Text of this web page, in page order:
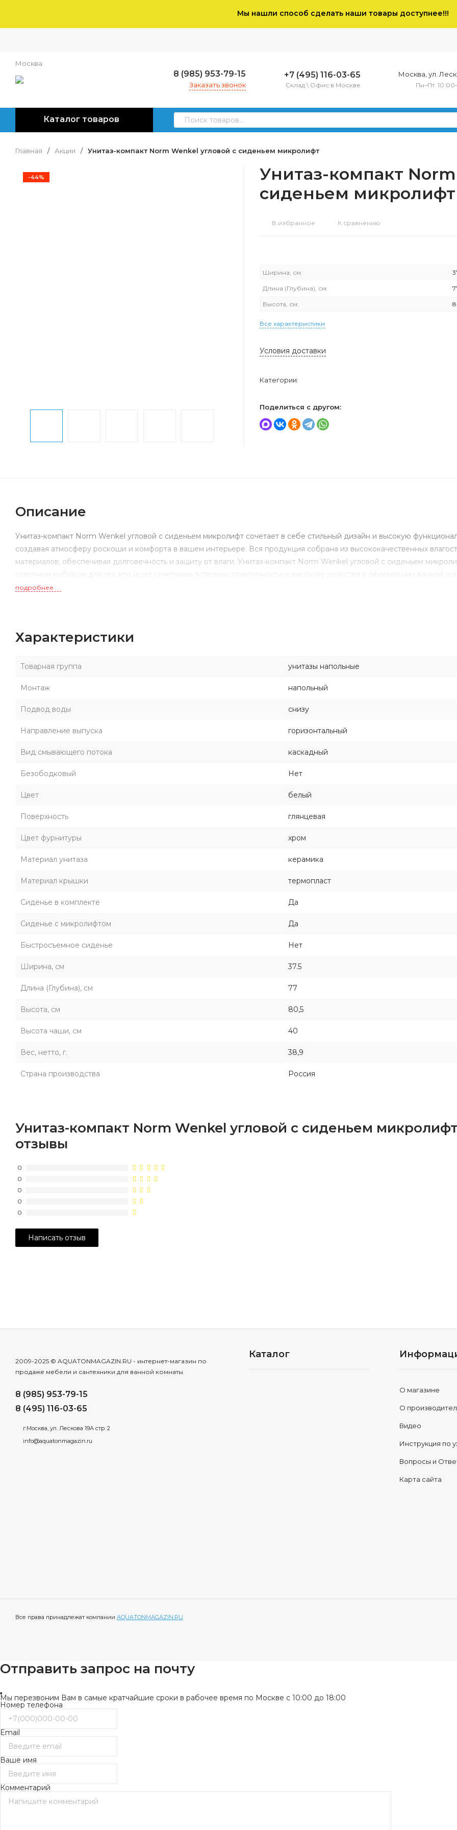
Мы нашли способ сделать наши товары доступнее!!!
Москва
8 (985) 953-79-15
Заказать звонок
+7 (495) 116-03-65
Склад \ Офис в Москве
Москва, ул.
Пн–Пт.
Каталог товаров
Главная / Акции / Унитаз-компакт Norm Wenkel угловой с сиденьем микролифт
-44%
Унитаз-компакт
сиденьем микролифт
В избранное К сравнению
Ширина, см:
Длина (Глубина), см:
Высота, см:
Все характеристики
Условия доставки
Категории:
Поделиться с другом:
Описание
Унитаз-компакт Norm Wenkel угловой с сиденьем микролифт сочетает в себе стильный дизайн и высокую
создавая атмосферу роскоши и комфорта в вашем интерьере. Вся продукция собрана из высококачественных
материалов, обеспечивая долговечность и защиту от влаги. Унитаз-компакт Norm Wenkel угловой с сиденьем
отличным выбором для тех, кто ищет сочетание эстетики, практичности и высокого качества в оформлении ванной
подробнее
Характеристики
Товарная группа унитазы напольные
Монтаж напольный
Подвод воды снизу
Направление выпуска горизонтальный
Вид смывающего потока каскадный
Безободковый Нет
Цвет белый
Поверхность глянцевая
Цвет фурнитуры хром
Материал унитаза керамика
Материал крышки термопласт
Сиденье в комплекте Да
Сиденье с микролифтом Да
Быстросъемное сиденье Нет
Ширина, см 37.5
Длина (Глубина), см 77
Высота, см 80,5
Высота чаши, см 40
Вес, нетто, г. 38,9
Страна производства Россия
Унитаз-компакт Norm Wenkel угловой с сиденьем
отзывы
0
0
0
0
0
2009-2025 © AQUATONMAGAZIN.RU - интернет-магазин по
продаже мебели и сантехники для ванной комнаты.
8 (985) 953-79-15
8 (495) 116-03-65
г.Москва, ул. Лескова 19А стр. 2
info@aquatonmagazin.ru
Каталог
О магазине
О
Видео
Инструкция по
Вопросы и
Карта сайта
Все права принадлежат компании AQUATONMAGAZIN.RU
Отправить запрос на почту
Мы перезвоним Вам в самые кратчайшие сроки в рабочее время по Москве с 10:00 до 18:00
Номер телефона
Email
Ваше имя
Комментарий